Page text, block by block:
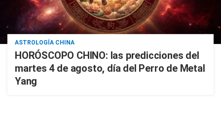
ASTROLOGÍA CHINA
HORÓSCOPO CHINO: las predicciones del
martes 4 de agosto, día del Perro de Metal
Yang